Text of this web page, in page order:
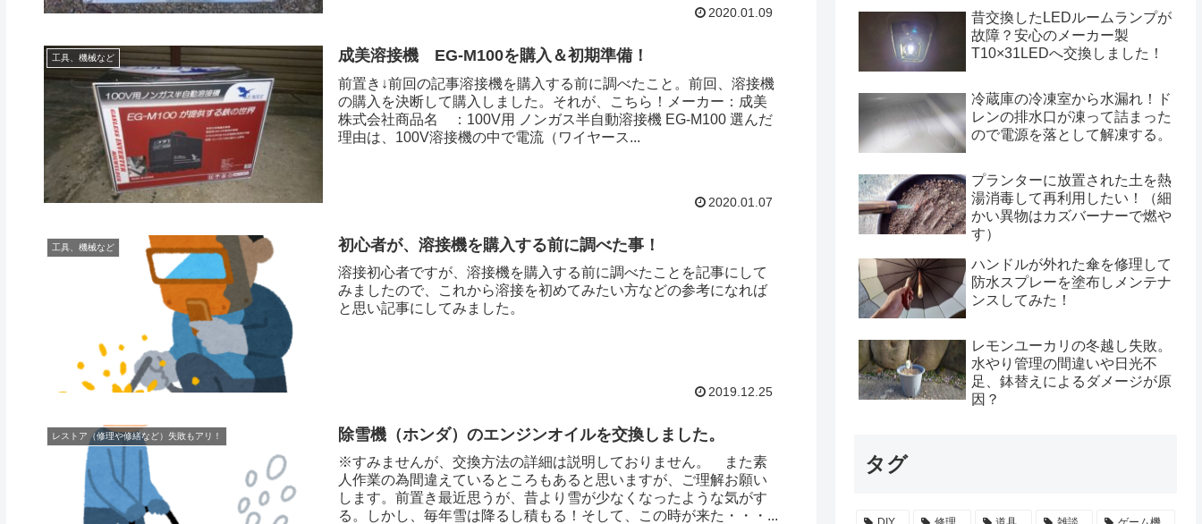
2020.01.09
工具、機械など 成美溶接機 EG-M100を購入＆初期準備！
前置き↓前回の記事溶接機を購入する前に調べたこと。前回、溶接機
の購入を決断して購入しました。それが、こちら！メーカー：成美
株式会社商品名 ：100V用 ノンガス半自動溶接機 EG-M100 選んだ
理由は、100V溶接機の中で電流（ワイヤース...
2020.01.07
工具、機械など 初心者が、溶接機を購入する前に調べた事！
溶接初心者ですが、溶接機を購入する前に調べたことを記事にして
みましたので、これから溶接を初めてみたい方などの参考になれば
と思い記事にしてみました。
2019.12.25
レストア（修理や修繕など）失敗もアリ！ 除雪機（ホンダ）のエンジンオイルを交換しました。
※すみませんが、交換方法の詳細は説明しておりません。 また素
人作業の為間違えているところもあると思いますが、ご理解お願い
します。前置き最近思うが、昔より雪が少なくなったような気がす
る。しかし、毎年雪は降るし積もる！そして、この時が来た・・・...
昔交換したLEDルームランプが
故障？安心のメーカー製
T10×31LEDへ交換しました！
冷蔵庫の冷凍室から水漏れ！ド
レンの排水口が凍って詰まった
ので電源を落として解凍する。
プランターに放置された土を熱
湯消毒して再利用したい！（細
かい異物はカズバーナーで燃や
す）
ハンドルが外れた傘を修理して
防水スプレーを塗布しメンテナ
ンスしてみた！
レモンユーカリの冬越し失敗。
水やり管理の間違いや日光不
足、鉢替えによるダメージが原
因？
タグ